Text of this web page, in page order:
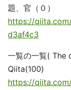
題、官（０）
https://
d3af4c3
一覧の一覧(
Qiita(100)
https://